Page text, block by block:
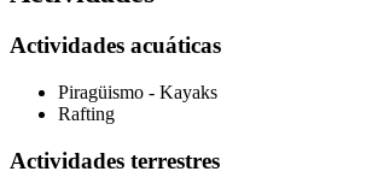
Actividades acuáticas
Piragüismo - Kayaks
Rafting
Actividades terrestres